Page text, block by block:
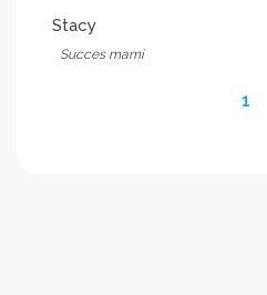
Stacy
Succes mami
1